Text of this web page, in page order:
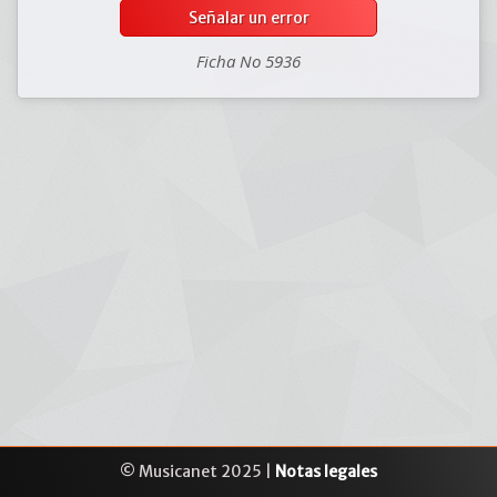
Señalar un error
Ficha No 5936
© Musicanet 2025 | Notas legales